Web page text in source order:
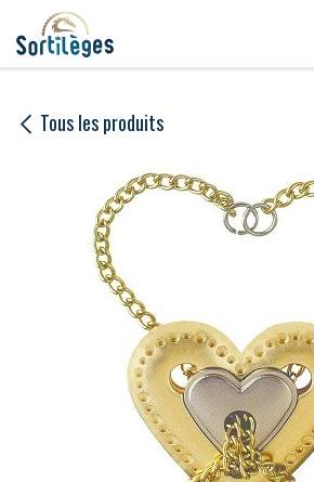
Se rendre au contenu
Tous les produits